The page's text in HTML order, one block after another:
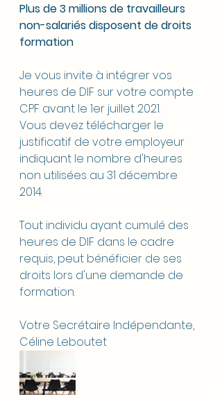
Plus de 3 millions de travailleurs
non-salariés disposent de droits
formation
Je vous invite à intégrer vos
heures de DIF sur votre compte
CPF avant le 1er juillet 2021.
Vous devez télécharger le
justificatif de votre employeur
indiquant le nombre d'heures
non utilisées au 31 décembre
2014.
Tout individu ayant cumulé des
heures de DIF dans le cadre
requis, peut bénéficier de ses
droits lors d'une demande de
formation.
Votre Secrétaire Indépendante,
Céline Leboutet